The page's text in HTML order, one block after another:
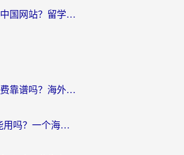
在国外如何打开中国网站？留学生与海外华人的无缝访问指南
雷霆加速下载免费靠谱吗？海外党选回国加速器的避坑指南（附热门工具对比）
NordVPN 回国能用吗？一个海外用户必须面对的真实困境